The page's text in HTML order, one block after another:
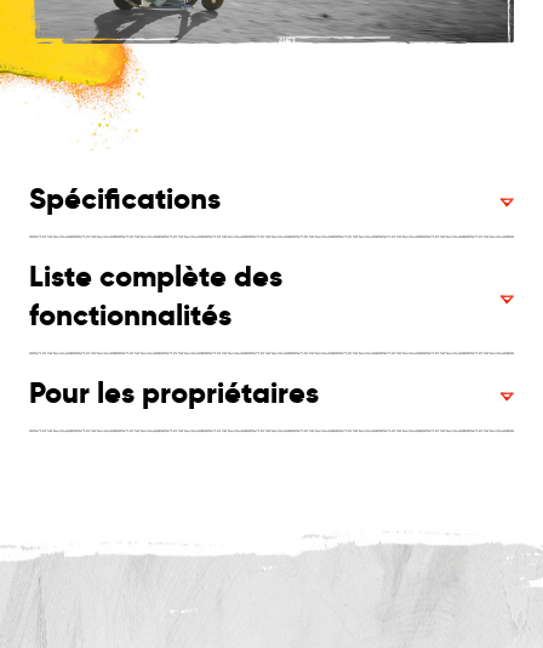
Spécifications
Liste complète des
fonctionnalités
Pour les propriétaires